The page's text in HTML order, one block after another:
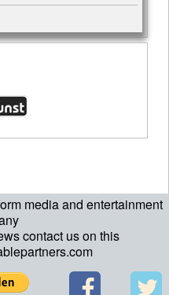
media and entertainment
contact us on this